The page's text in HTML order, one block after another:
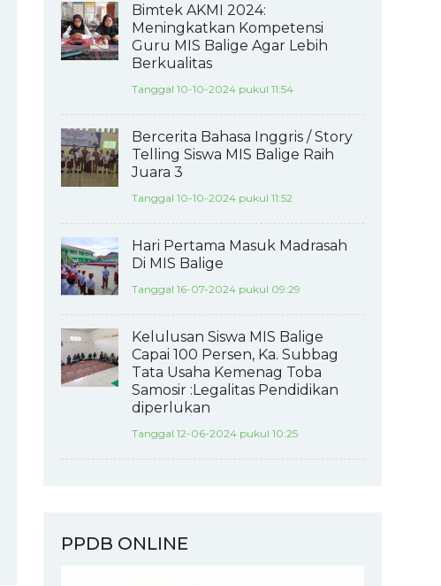
Bimtek AKMI 2024:
Meningkatkan Kompetensi
Guru MIS Balige Agar Lebih
Berkualitas
Tanggal 10-10-2024 pukul 11:54
Bercerita Bahasa Inggris / Story
Telling Siswa MIS Balige Raih
Juara 3
Tanggal 10-10-2024 pukul 11:52
Hari Pertama Masuk Madrasah
Di MIS Balige
Tanggal 16-07-2024 pukul 09:29
Kelulusan Siswa MIS Balige
Capai 100 Persen, Ka. Subbag
Tata Usaha Kemenag Toba
Samosir :Legalitas Pendidikan
diperlukan
Tanggal 12-06-2024 pukul 10:25
PPDB ONLINE